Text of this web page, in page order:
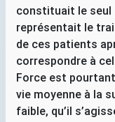
constituait le seul
représentait le
de ces patients
correspondre à
Force est
vie moyenne à la
faible, qu’il